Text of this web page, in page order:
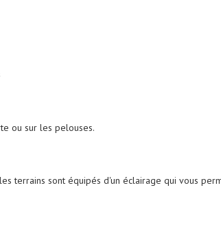
ou sur les pelouses.
terrains sont équipés d'un éclairage qui vous